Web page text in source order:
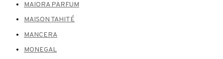
MAIORA PARFUM
MAISON TAHITÉ
MANCERA
MONEGAL